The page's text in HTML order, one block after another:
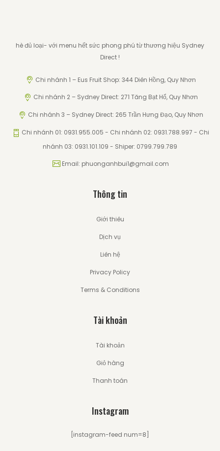
hè đủ loại- với menu hết sức phong phú từ thương hiệu Sydney
Direct !
Chi nhánh 1 – Eus Fruit Shop: 344 Diên Hồng, Quy Nhơn
Chi nhánh 2 – Sydney Direct: 271 Tăng Bạt Hổ, Quy Nhơn
Chi nhánh 3 – Sydney Direct: 265 Trần Hưng Đạo, Quy Nhơn
Chi nhánh 01: 0931.955.005 - Chi nhánh 02: 0931.788.997 - Chi
nhánh 03: 0931.101.109 - Shiper: 0799.799.789
Email: phuonganhbui1@gmail.com
Thông tin
Giới thiêu
Dịch vụ
Liên hệ
Privacy Policy
Terms & Conditions
Tài khoản
Tài khoản
Giỏ hàng
Thanh toán
Instagram
[instagram-feed num=8]